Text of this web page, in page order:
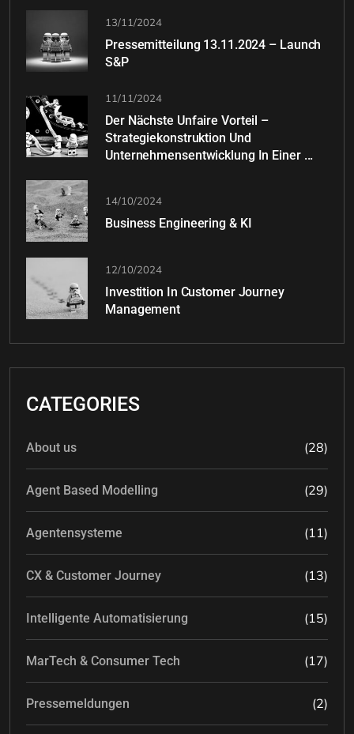
13/11/2024
Pressemitteilung 13.11.2024 – Launch
S&P
11/11/2024
Der Nächste Unfaire Vorteil –
Strategiekonstruktion Und
Unternehmensentwicklung In Einer ...
14/10/2024
Business Engineering & KI
12/10/2024
Investition In Customer Journey
Management
CATEGORIES
About us (28)
Agent Based Modelling (29)
Agentensysteme (11)
CX & Customer Journey (13)
Intelligente Automatisierung (15)
MarTech & Consumer Tech (17)
Pressemeldungen (2)